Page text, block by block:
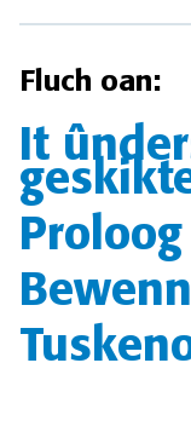
Fluch oan:
It